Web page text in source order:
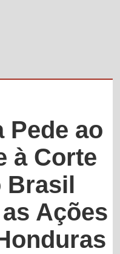
Pede ao
à Corte
Brasil
Ações